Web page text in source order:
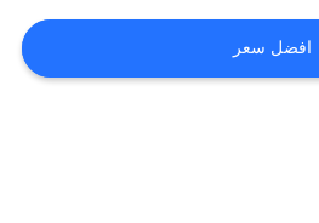
افضل سعر